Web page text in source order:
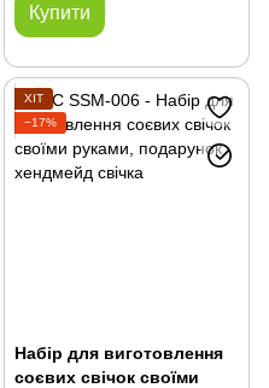
Купити
ХІТ
−17%
Набір для виготовлення
соєвих свічок своїми